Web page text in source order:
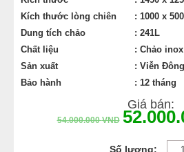
Kích thước lòng chiên
: 1000 x
Dung tích chảo
: 241L
Chất liệu
: Chảo
Sản xuất
: Viễn Đông
Bảo hành
: 12 tháng
Giá bán:
54.000.000VND
THIẾT BỊ KHÁC